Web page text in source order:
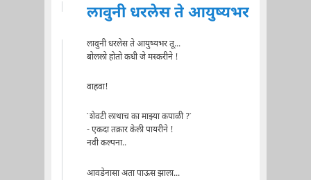
लावुनी धरलेस ते आयुष्यभर
लावुनी धरलेस ते आयुष्यभर तू...
बोललो होतो कधी जे मस्करीने !
वाहवा!
`शेवटी लाथाच का माझ्या कपाळी ?`
- एकदा तक्रार केली पायरीने !
नवी कल्पना..
आवडेनासा अता पाऊस झाला...